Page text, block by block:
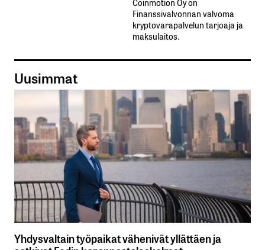
Finanssivalvonnan valvoma
kryptovarapalvelun tarjoaja ja
maksulaitos.
Uusimmat
Yhdysvaltain työpaikat vähenivät yllättäen ja